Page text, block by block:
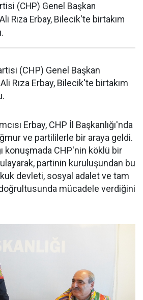
(CHP) Genel Başkan
Rıza Erbay, Bilecik'te birtakım
(CHP) Genel Başkan
Rıza Erbay, Bilecik'te birtakım
Erbay, CHP İl Başkanlığı'nda
ve partililerle bir araya geldi.
konuşmada CHP'nin köklü bir
partinin kuruluşundan bu
devleti, sosyal adalet ve tam
doğrultusunda mücadele verdiğini